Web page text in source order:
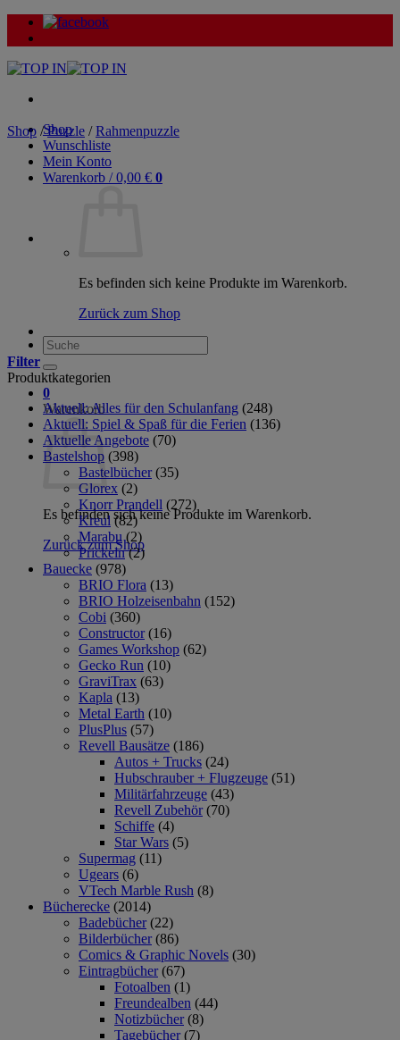
Zum
Inhalt
Shop
Wunschliste
Mein Konto
Warenkorb /0,00 € 0
Es befinden sich keine Produkte im Warenkorb.
Zurück zum Shop
Suche
nach:
0
Warenkorb
Es befinden sich keine Produkte im Warenkorb.
Zurück zum Shop
Shop / Puzzle / Rahmenpuzzle
Filter
Produktkategorien
Aktuell: Alles für den Schulanfang (248)
Aktuell: Spiel & Spaß für die Ferien (136)
Aktuelle Angebote (70)
Bastelshop (398)
Bastelbücher (35)
Glorex (2)
Knorr Prandell (272)
Kreul (82)
Marabu (2)
Prickeln (2)
Bauecke (978)
BRIO Flora (13)
BRIO Holzeisenbahn (152)
Cobi (360)
Constructor (16)
Games Workshop (62)
Gecko Run (10)
GraviTrax (63)
Kapla (13)
Metal Earth (10)
PlusPlus (57)
Revell Bausätze (186)
Autos + Trucks (24)
Hubschrauber + Flugzeuge (51)
Militärfahrzeuge (43)
Revell Zubehör (70)
Schiffe (4)
Star Wars (5)
Supermag (11)
Ugears (6)
VTech Marble Rush (8)
Bücherecke (2014)
Badebücher (22)
Bilderbücher (86)
Comics & Graphic Novels (30)
Eintragbücher (67)
Fotoalben (1)
Freundealben (44)
Notizbücher (8)
Tagebücher (7)